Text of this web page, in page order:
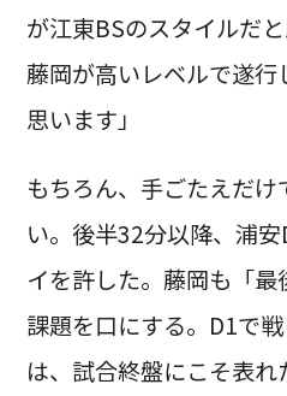
が江東BSのスタイルだ
藤岡が高いレベルで遂行
思います」
もちろん、手ごたえだ
い。後半32分以降、浦
イを許した。藤岡も「
課題を口にする。D1で
は、試合終盤にこそ表れ